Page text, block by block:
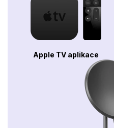
Apple TV aplikace